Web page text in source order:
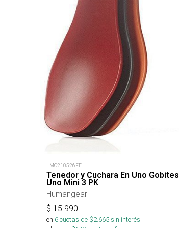
LMO210526FE
Tenedor y Cuchara En Uno Gobites
Uno Mini 3 PK
Humangear
$ 15.990
en 6cuotas de $2.665sin interés